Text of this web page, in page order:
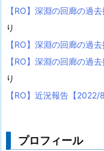
【RO】深淵の回廊の過
り
【RO】深淵の回廊の過
【RO】深淵の回廊の過
り
【RO】近況報告【2022/
プロフィール